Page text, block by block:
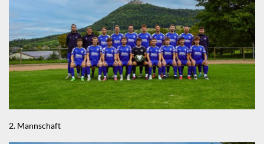
2. Mannschaft